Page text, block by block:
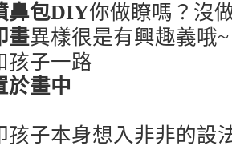
鼻包DIY你做瞭嗎？ 沒
畫異樣很是有興趣義哦~
孩子一路
於畫中
孩子本身想入非非的設